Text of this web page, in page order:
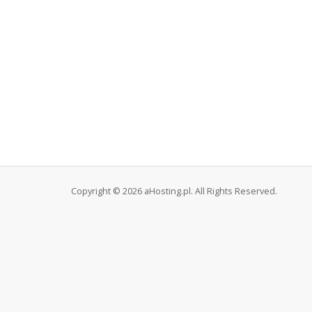
Copyright © 2026 aHosting.pl. All Rights Reserved.